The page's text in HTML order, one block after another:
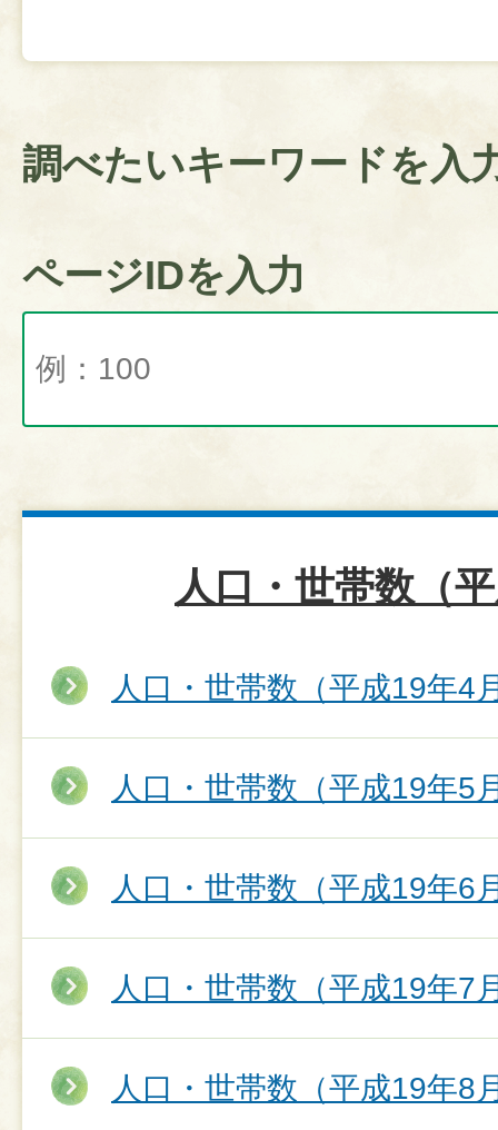
調べたいキーワードを入
ページIDを入力
人口・世帯数（
人口・世帯数（平成19年4
人口・世帯数（平成19年5
人口・世帯数（平成19年6
人口・世帯数（平成19年7
人口・世帯数（平成19年8